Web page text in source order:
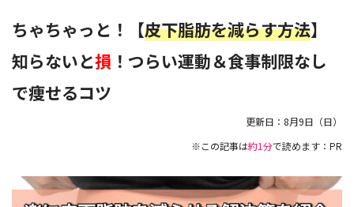
ちゃちゃっと！【皮下脂肪を減らす方法】
知らないと損 ！つらい運動＆食事制限なし
で痩せるコツ
更新日： 8月9日（日）
※この記事は約1分で読めます：PR